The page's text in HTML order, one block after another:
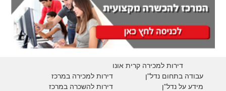
דירות למכירה קרית אונו
דירות למכירה במרכז
דירות להשכרה במרכז
עבודה בתחום נדל"ן
מידע על נדל"ן